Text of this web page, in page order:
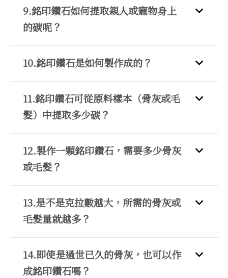
9.銘印鑽石如何提取親人或寵物身上
的碳呢？
10.銘印鑽石是如何製作成的？
11.銘印鑽石可從原料樣本（骨灰或毛
髮）中提取多少碳？
12.製作一顆銘印鑽石，需要多少骨灰
或毛髮？
13.是不是克拉數越大，所需的骨灰或
毛髮量就越多？
14.即使是過世已久的骨灰，也可以作
成銘印鑽石嗎？